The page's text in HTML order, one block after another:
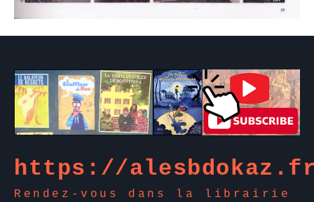
https://
Rendez-vous dans la librairie